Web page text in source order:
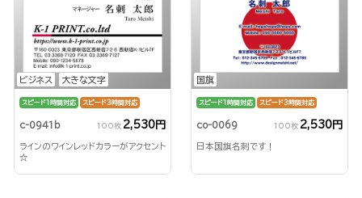
ビジネス 大きな文字
スピード1時間対応 スピード3時間対応
c-0941b 100枚 2,530円
ラインのワインレッドカラーがアクセント
☆
国旗
スピード1時間対応 スピード3時間対応
co-0069 100枚 2,530円
日本国旗名刺です！